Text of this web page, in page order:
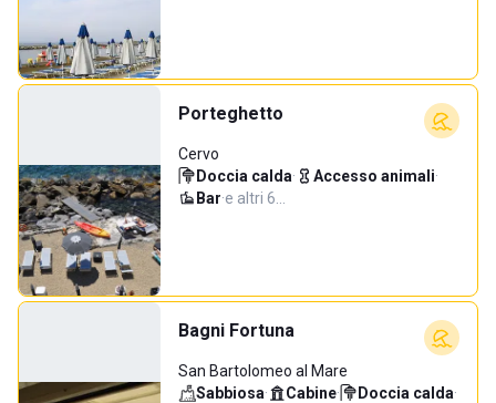
Porteghetto
Cervo
Doccia calda· Accesso animali·
Bar·e altri 6…
Bagni Fortuna
San Bartolomeo al Mare
Sabbiosa· Cabine· Doccia calda·